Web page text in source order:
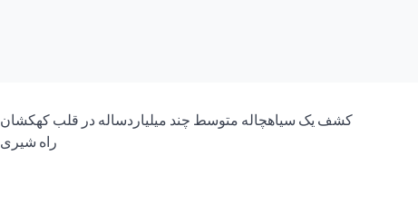
کشف یک سیاهچاله متوسط چند میلیاردساله در قلب کهکشان
راه شیری